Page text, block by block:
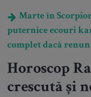
Marte în
puternice ecouri
complet dacă
Horoscop
crescută și